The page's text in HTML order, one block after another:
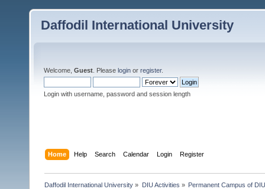
Daffodil International University
Welcome, Guest . Please login or register.
Login with username, password and session length
Home Help Search Calendar Login Register
Daffodil International University » DIU Activities » Permanent Campus of DIU